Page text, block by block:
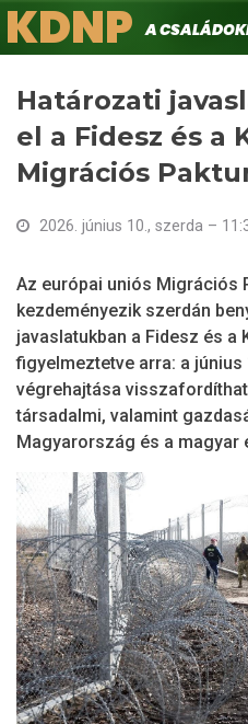
Ugrás
a
Keresés
KDNPA családokért.
Határozati
el a Fidesz és a
Migrációs
2026. június 10., szerda –
Az európai uniós Migrációs
kezdeményezik szerdán
javaslatukban a Fidesz és a
figyelmeztetve arra: a
végrehajtása
társadalmi, valamint
Magyarország és a magyar